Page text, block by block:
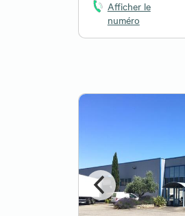
Afficher le
numéro